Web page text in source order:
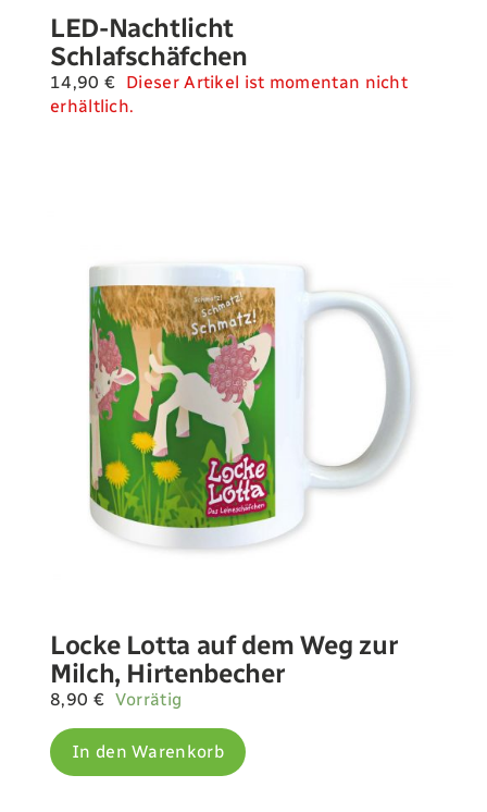
LED-Nachtlicht
Schlafschäfchen
14,90 € Dieser Artikel ist momentan nicht
erhältlich.
Locke Lotta auf dem Weg zur
Milch, Hirtenbecher
8,90 € Vorrätig
In den Warenkorb